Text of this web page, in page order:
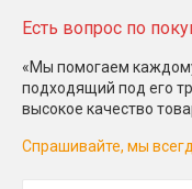
Есть вопрос по
«Мы помогаем
подходящий под его
высокое качество
Спрашивайте, мы